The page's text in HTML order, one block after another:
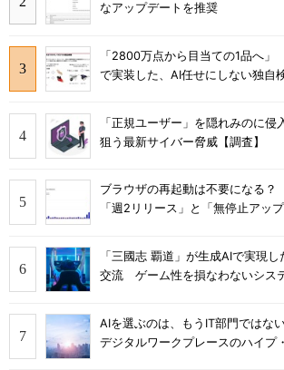
なアップデートを推奨
「2800万点から目当ての1品へ
で実装した、AI任せにしない独自
「正規ユーザー」を隠れみのに
狙う最新サイバー脅威【調査】
ブラウザの再起動は不要になる
「週2リリース」と「無停止アップ
「三國志 覇道」が生成AIで実現
交流 ゲーム性を損なわないシス
AIを選ぶのは、もうIT部門では
デジタルワークプレースのハイプ